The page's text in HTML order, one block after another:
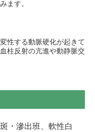
ます。
性する動脈硬化が起きて
柱反射の亢進や動静脈交
・滲出班、軟性白